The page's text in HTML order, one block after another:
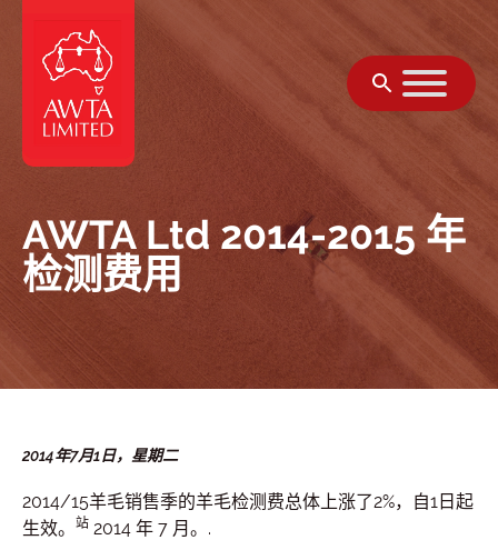
AWTA Ltd 2014-2015 年
检测费用
2014年7月1日，星期二
2014/15羊毛销售季的羊毛检测费总体上涨了2%，自1日起
生效。
站 2014 年 7 月。.